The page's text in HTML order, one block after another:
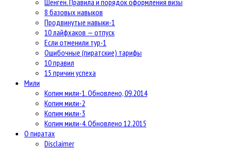
8 базовых навыков
Продвинутые навыки-1
10 лайфхаков — отпуск
Если отменили тур-1
Ошибочные (пиратские) тарифы
10 правил
15 причин успеха
Мили
Копим мили-1. Обновлено, 09.2014
Копим мили-2
Копим мили-3
Копим мили-4. Обновлено 12.2015
О пиратах
Disclaimer